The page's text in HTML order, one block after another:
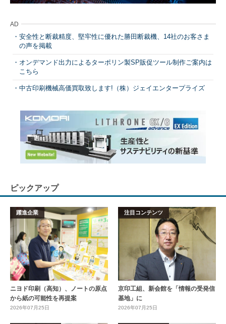
AD
安全性と断裁精度、堅牢性に優れた勝田断裁機、14社のお客さま
の声を掲載
オンデマンド出力によるターポリン製SP販促ツール制作ご案内は
こちら
中古印刷機械高価買取致します!（株）ジェイエンタープライズ
ピックアップ
躍進企業
ニヨド印刷（高知）、ノートの原点
から紙の可能性を再提案
2026年07月25日
注目コンテンツ
京印工組、新会館を「情報の受発信
基地」に
2026年07月25日